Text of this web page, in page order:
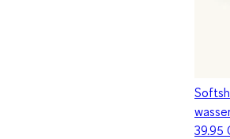
39.95